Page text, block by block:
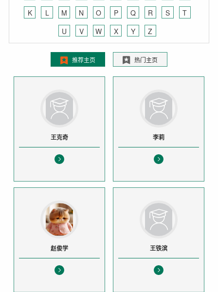
K
L M N O P Q R S
T
U
V W X Y Z
推荐主页 热门主页
王克奇 李莉
赵俊学 王铁滨